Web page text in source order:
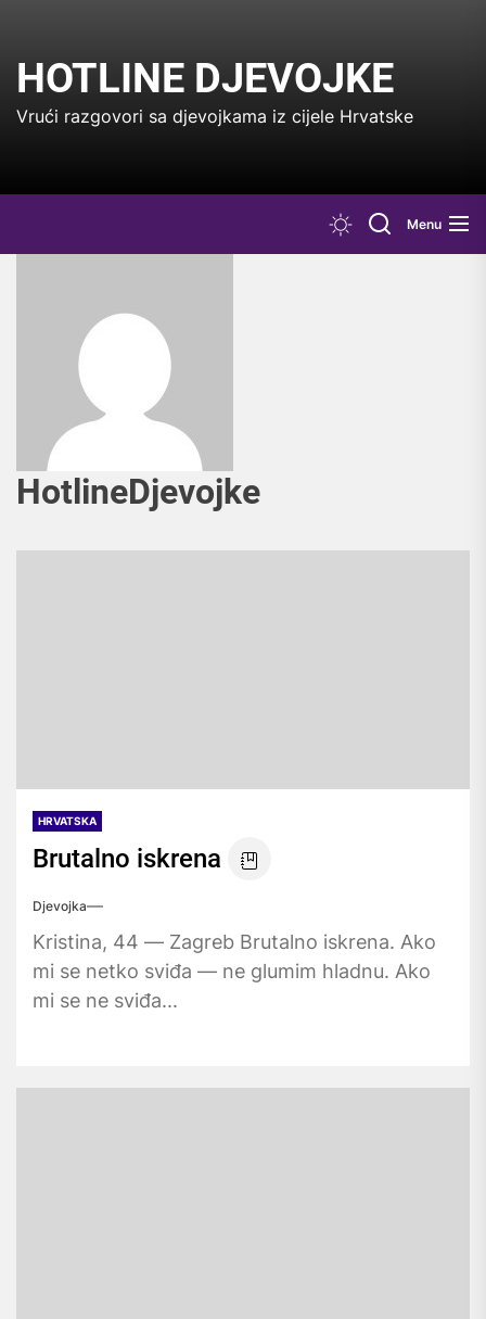
the
content
HOTLINE DJEVOJKE
Vrući razgovori sa djevojkama iz cijele Hrvatske
Menu
HotlineDjevojke
HRVATSKA
Brutalno iskrena
Djevojka
Kristina, 44 — Zagreb Brutalno iskrena. Ako
mi se netko sviđa — ne glumim hladnu. Ako
mi se ne sviđa...